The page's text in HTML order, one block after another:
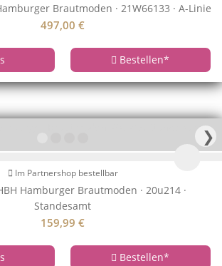
Brautmoden · 21W66133 · A-Linie
497,00 €
Bestellen*
❯
Im Partnershop bestellbar
Hamburger Brautmoden · 20u214 ·
Standesamt
159,99 €
Bestellen*